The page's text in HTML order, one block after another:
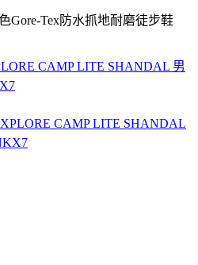
Gore-Tex防水抓地耐磨徒步鞋
CAMP LITE SHANDAL